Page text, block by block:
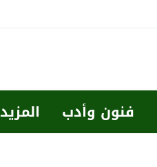
فنون وأدب المزيد